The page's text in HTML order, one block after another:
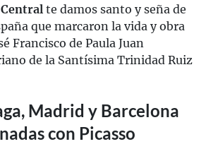
te damos santo y seña de
que marcaron la vida y obra
Francisco de Paula Juan
de la Santísima Trinidad Ruiz
Madrid y Barcelona
con Picasso